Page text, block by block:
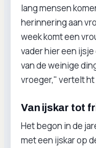
lang mensen
herinnering aan
week komt een
vader hier een
van de weinige
vroeger," vertelt ht
Van ijskar tot
Het begon in de
met een ijskar op